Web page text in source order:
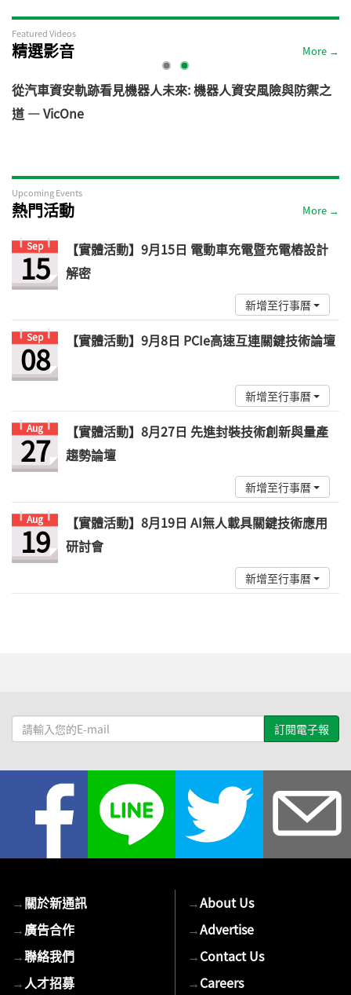
Featured Videos
精選影音 More →
從汽車資安軌跡看見機器人未來: 機器人資安風險與防禦之
道 — VicOne
Upcoming Events
熱門活動 More →
Sep
15
【實體活動】9月15日 電動車充電暨充電樁設計
解密
新增至行事曆
Sep
08 【實體活動】9月8日 PCIe高速互連關鍵技術論壇
新增至行事曆
Aug
27
【實體活動】8月27日 先進封裝技術創新與量產
趨勢論壇
新增至行事曆
Aug
19
【實體活動】8月19日 AI無人載具關鍵技術應用
研討會
新增至行事曆
請
輸
→關於新通訊
→廣告合作
→聯絡我們
→人才招募
→About Us
→Advertise
→Contact Us
→Careers